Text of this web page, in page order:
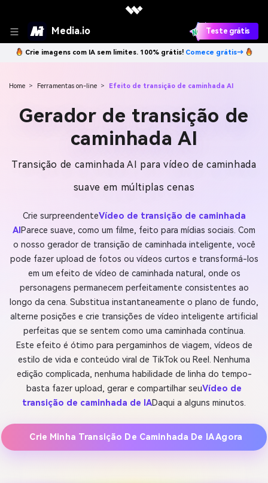
Media.io Teste grátis
Crie imagens com IA sem limites. 100% grátis! Comece grátis→
Home > Ferramentas on-line > Efeito de transição de caminhada AI
Gerador de transição de
caminhada AI
Transição de caminhada AI para vídeo de caminhada
suave em múltiplas cenas
Crie surpreendenteVídeo de transição de caminhada
AI Parece suave, como um filme, feito para mídias sociais. Com
o nosso gerador de transição de caminhada inteligente, você
pode fazer upload de fotos ou vídeos curtos e transformá-los
em um efeito de vídeo de caminhada natural, onde os
personagens permanecem perfeitamente consistentes ao
longo da cena. Substitua instantaneamente o plano de fundo,
alterne posições e crie transições de vídeo inteligente artificial
perfeitas que se sentem como uma caminhada contínua.
Este efeito é ótimo para pergaminhos de viagem, vídeos de
estilo de vida e conteúdo viral de TikTok ou Reel. Nenhuma
edição complicada, nenhuma habilidade de linha do tempo-
basta fazer upload, gerar e compartilhar seuVídeo de
transição de caminhada de IADaqui a alguns minutos.
Crie Minha Transição De Caminhada De IA Agora